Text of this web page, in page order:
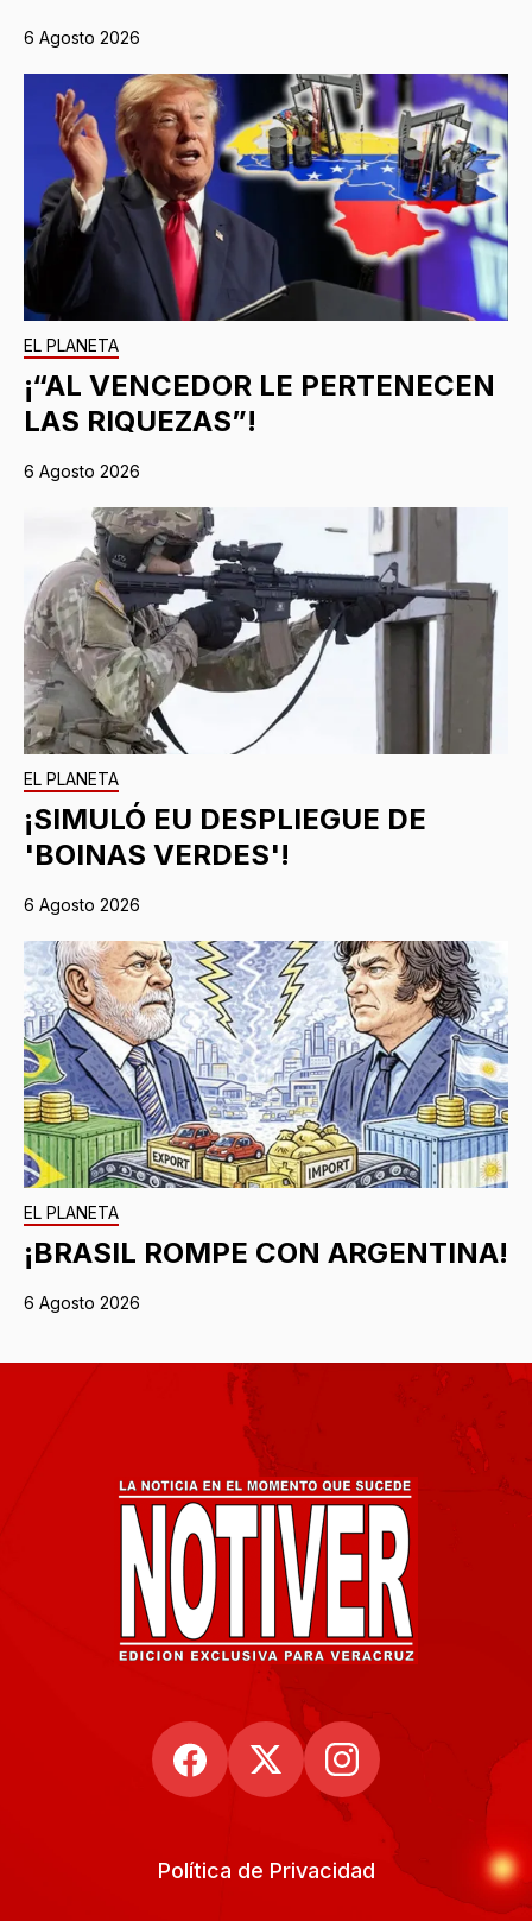
6 Agosto 2026
EL PLANETA
¡“AL VENCEDOR LE PERTENECEN
LAS RIQUEZAS”!
6 Agosto 2026
EL PLANETA
¡SIMULÓ EU DESPLIEGUE DE
'BOINAS VERDES'!
6 Agosto 2026
EL PLANETA
¡BRASIL ROMPE CON ARGENTINA!
6 Agosto 2026
Política de Privacidad